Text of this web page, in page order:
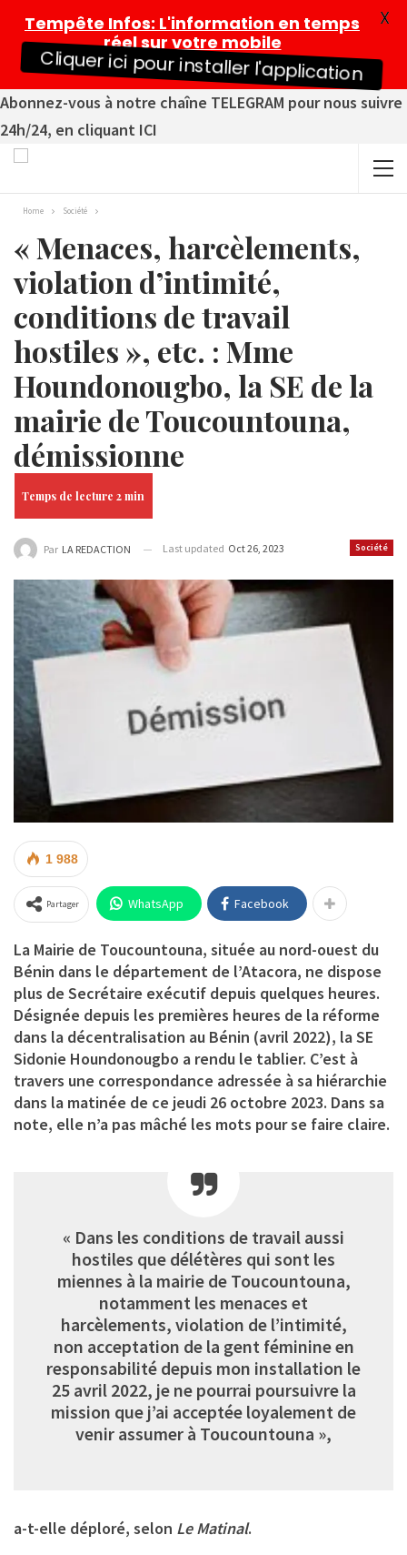
Abonnez-vous à notre chaîne TELEGRAM pour nous suivre
24h/24, en cliquant ICI
Home Société
« Menaces, harcèlements,
violation d’intimité,
conditions de travail
hostiles », etc. : Mme
Houndonougbo, la SE de la
mairie de Toucountouna,
démissionne
Société
Par LA REDACTION Last updated Oct 26, 2023
1 988
Partager WhatsApp Facebook
La Mairie de Toucountouna, située au nord-ouest du
Bénin dans le département de l’Atacora, ne dispose
plus de Secrétaire exécutif depuis quelques heures.
Désignée depuis les premières heures de la réforme
dans la décentralisation au Bénin (avril 2022), la SE
Sidonie Houndonougbo a rendu le tablier. C’est à
travers une correspondance adressée à sa hiérarchie
dans la matinée de ce jeudi 26 octobre 2023. Dans sa
note, elle n’a pas mâché les mots pour se faire claire.
« Dans les conditions de travail aussi
hostiles que délétères qui sont les
miennes à la mairie de Toucountouna,
notamment les menaces et
harcèlements, violation de l’intimité,
non acceptation de la gent féminine en
responsabilité depuis mon installation le
25 avril 2022, je ne pourrai poursuivre la
mission que j’ai acceptée loyalement de
venir assumer à Toucountouna »,
a-t-elle déploré, selon Le Matinal.
Tempête Infos: L'information en temps
réel sur votre mobile
Cliquer ici pour installer l'application
X